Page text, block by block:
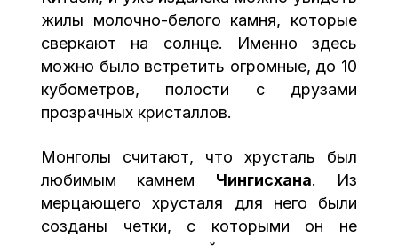
жилы молочно-белого камня, которые
сверкают на солнце. Именно здесь
можно было встретить огромные, до 10
кубометров, полости с друзами
прозрачных кристаллов.
Монголы считают, что хрусталь был
любимым камнем Чингисхана. Из
мерцающего хрусталя для него были
созданы четки, с которыми он не